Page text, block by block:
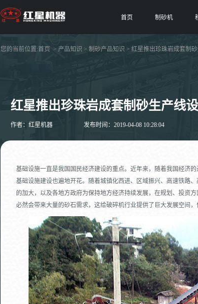
首页 制砂机
您的当前位置:首页 > 产品知识 > 制砂产品知识 > 红星推出珍珠岩成套制
红星推出珍珠岩成套制砂生产线
作者：红星机器 发布时间：2019-04-08 10:28:04
基础设施一直是我国国民经济建设的重点。近年来，随着我国经济
基础设施建设也遍地开花。随着城镇化西进、区域振兴、高速铁路
的加大，以及各地方政府为保持地方经济持续发展，在规划、投资
必然会带来大量的砂石需求，这给破碎机行业提供了巨大发展空间，